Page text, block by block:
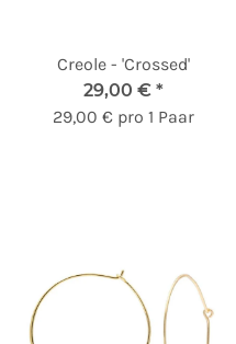
Creole - 'Crossed'
29,00 € *
29,00 € pro 1 Paar